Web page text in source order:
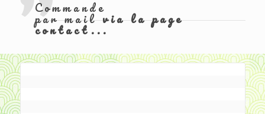
Commande
par mailvia la page
contact...